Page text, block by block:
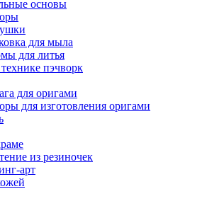
основы
для мыла
для литья
пэчворк
для оригами
для изготовления оригами
из резиночек
арт